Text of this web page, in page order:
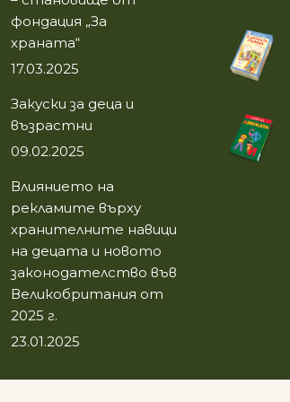
фондация „За
храната“
17.03.2025
Закуски за деца и
възрастни
09.02.2025
Влиянието на
рекламите върху
хранителните навици
на децата и новото
законодателство във
Великобритания от
2025 г.
23.01.2025